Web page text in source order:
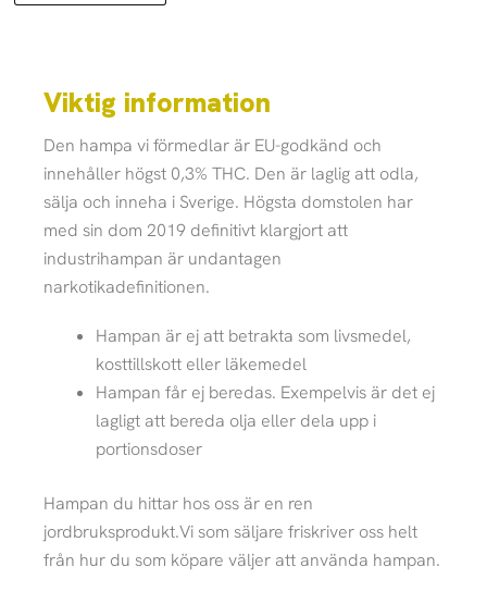
Viktig information
Den hampa vi förmedlar är EU-godkänd och
innehåller högst 0,3% THC. Den är laglig att odla,
sälja och inneha i Sverige. Högsta domstolen har
med sin dom 2019 definitivt klargjort att
industrihampan är undantagen
narkotikadefinitionen.
Hampan är ej att betrakta som livsmedel,
kosttillskott eller läkemedel
Hampan får ej beredas. Exempelvis är det ej
lagligt att bereda olja eller dela upp i
portionsdoser
Hampan du hittar hos oss är en ren
jordbruksprodukt.Vi som säljare friskriver oss helt
från hur du som köpare väljer att använda hampan.